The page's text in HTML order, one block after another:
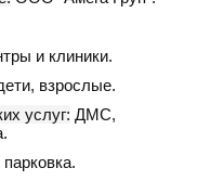
и клиники.
взрослые.
услуг: ДМС,
парковка.